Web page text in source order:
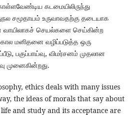
கடமையிலிருந்து
சமூதாயம் உருவாவதற்கு தடையாக
செயல்களை செய்கின்ற
மனிதனை வழிப்படுத்த ஒரு
பகுப்பாய்வு, விமர்சனம் முதலான
முனைகின்றது.
ethics deals with many issues
the ideas of morals that say about
and study and its acceptance are